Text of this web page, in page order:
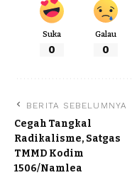
Suka
0
Galau
0
BERITA SEBELUMNYA
Cegah Tangkal
Radikalisme, Satgas
TMMD Kodim
1506/Namlea